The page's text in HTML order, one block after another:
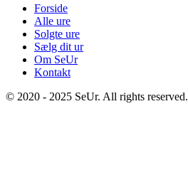
Forside
Alle ure
Solgte ure
Sælg dit ur
Om SeUr
Kontakt
© 2020 - 2025 SeUr. All rights reserved.